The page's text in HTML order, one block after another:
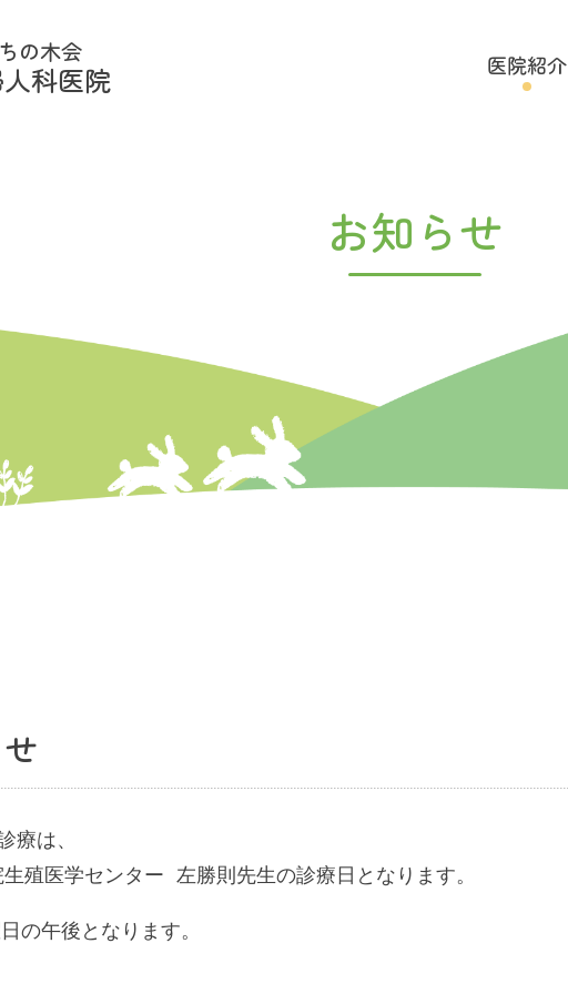
の木会
科医院 医院紹介
お知らせ
療は、
殖医学センター 左勝則先生の診療日となります。
の午後となります。